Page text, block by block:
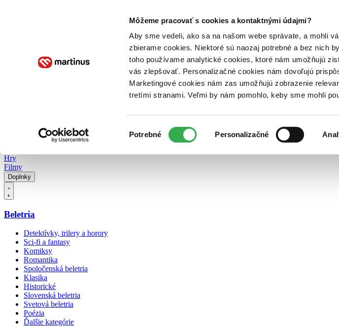
Môžeme pracovať s cookies a kontaktnými údajmi?
Aby sme vedeli, ako sa na našom webe správate, a mohli
zbierame cookies. Niektoré sú naozaj potrebné a bez nich
toho používame analytické cookies, ktoré nám umožňujú
vás zlepšovať. Personalizačné cookies nám dovoľujú
Marketingové cookies nám zas umožňujú zobrazenie
tretími stranami. Veľmi by nám pomohlo, keby sme mohli
súhlasu
Potrebné Personalizačné
Poukážky Kontakt
Hry
Filmy
Doplnky
Beletria
Detektívky, trilery a horory
Sci-fi a fantasy
Komiksy
Romantika
Spoločenská beletria
Klasika
Historické
Slovenská beletria
Svetová beletria
Poézia
Ďalšie kategórie